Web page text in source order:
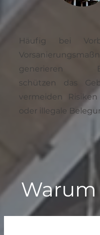
Häufig bei
generieren
schützen das
vermeiden Risiken
oder illegale
Warum